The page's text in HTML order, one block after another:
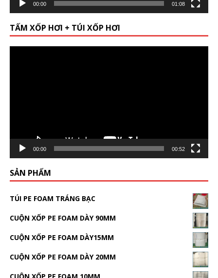
00:00 01:08
TẤM XỐP HƠI + TÚI XỐP HƠI
00:00 00:52
SẢN PHẨM
TÚI PE FOAM TRÁNG BẠC
CUỘN XỐP PE FOAM DÀY 90MM
CUỘN XỐP PE FOAM DÀY15MM
CUỘN XỐP PE FOAM DÀY 20MM
CUỘN XỐP PE FOAM 10MM